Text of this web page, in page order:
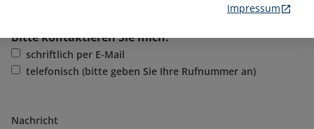
Bitte kontaktieren Sie mich:
schriftlich per E-Mail
telefonisch (bitte geben Sie Ihre Rufnummer an)
Nachricht
Impressum